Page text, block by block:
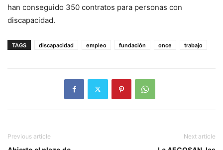
han conseguido 350 contratos para personas con
discapacidad.
TAGS discapacidad empleo fundación once trabajo
Previous article Next article